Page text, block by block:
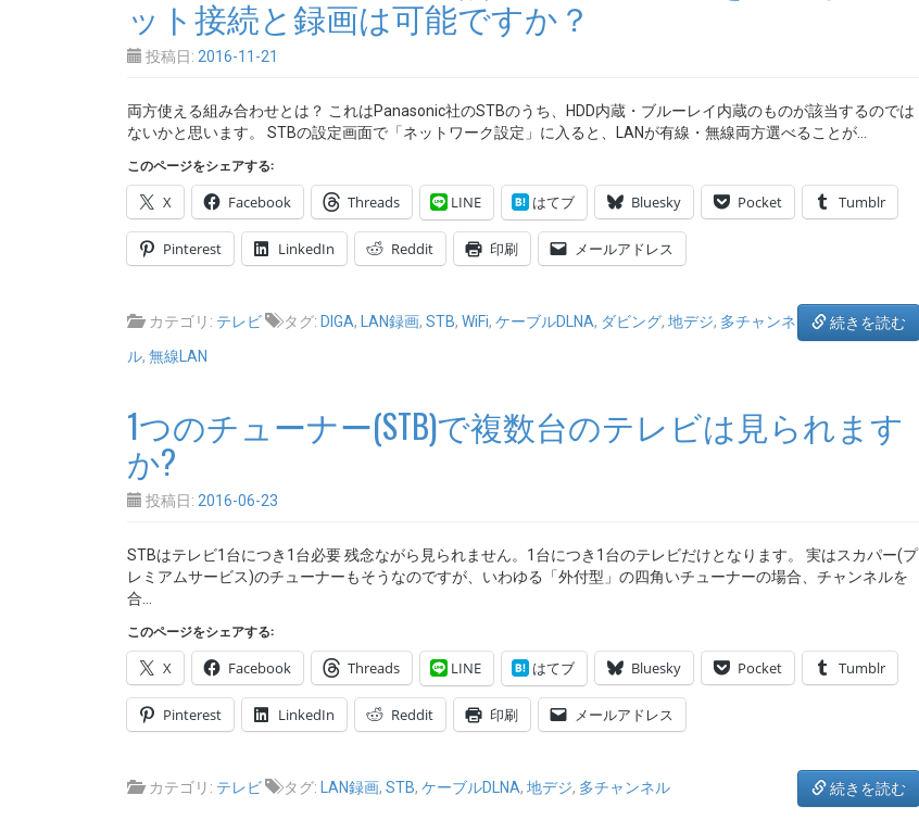
ット接続と録画は可能ですか？
投稿日: 2016-11-21
両方使える組み合わせとは？ これはPanasonic社のSTBのうち、HDD内蔵・ブルーレイ内蔵のものが該当するのでは
ないかと思います。 STBの設定画面で「ネットワーク設定」に入ると、LANが有線・無線両方選べることが…
このページをシェアする:
X Facebook Threads LINE はてブ Bluesky Pocket Tumblr
Pinterest LinkedIn Reddit 印刷 メールアドレス
続きを読む
カテゴリ: テレビ タグ: DIGA, LAN録画, STB, WiFi, ケーブルDLNA, ダビング, 地デジ, 多チャンネ
ル, 無線LAN
1つのチューナー(STB)で複数台のテレビは見られます
か?
投稿日: 2016-06-23
STBはテレビ1台につき1台必要 残念ながら見られません。1台につき1台のテレビだけとなります。 実はスカパー(プ
レミアムサービス)のチューナーもそうなのですが、いわゆる「外付型」の四角いチューナーの場合、チャンネルを
合…
このページをシェアする:
X Facebook Threads LINE はてブ Bluesky Pocket Tumblr
Pinterest LinkedIn Reddit 印刷 メールアドレス
続きを読む
カテゴリ: テレビ タグ: LAN録画, STB, ケーブルDLNA, 地デジ, 多チャンネル